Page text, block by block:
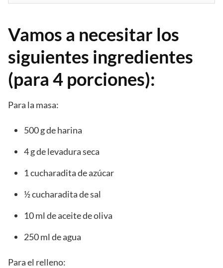
Vamos a necesitar los
siguientes ingredientes
(para 4 porciones):
Para la masa:
500 g de harina
4 g de levadura seca
1 cucharadita de azúcar
½ cucharadita de sal
10 ml de aceite de oliva
250 ml de agua
Para el relleno: